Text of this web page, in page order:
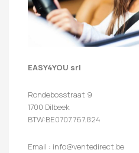
EASY4YOU srl
Rondebosstraat 9
1700 Dilbeek
BTW:BE0707.767.824
Email : info@ventedirect.be